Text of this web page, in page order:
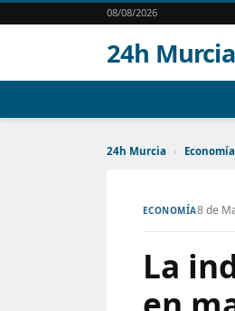
08/08/2026
24h Murcia
24h Murcia › Economía
ECONOMÍA8 de
La